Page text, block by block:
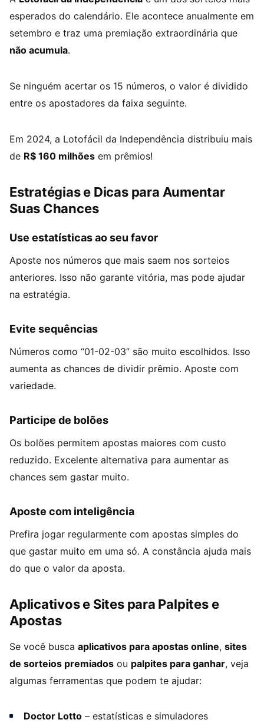
esperados do calendário. Ele acontece anualmente em
setembro e traz uma premiação extraordinária que
não acumula.
Se ninguém acertar os 15 números, o valor é dividido
entre os apostadores da faixa seguinte.
Em 2024, a Lotofácil da Independência distribuiu mais
de R$ 160 milhões em prêmios!
Estratégias e Dicas para Aumentar
Suas Chances
Use estatísticas ao seu favor
Aposte nos números que mais saem nos sorteios
anteriores. Isso não garante vitória, mas pode ajudar
na estratégia.
Evite sequências
Números como “01-02-03” são muito escolhidos. Isso
aumenta as chances de dividir prêmio. Aposte com
variedade.
Participe de bolões
Os bolões permitem apostas maiores com custo
reduzido. Excelente alternativa para aumentar as
chances sem gastar muito.
Aposte com inteligência
Prefira jogar regularmente com apostas simples do
que gastar muito em uma só. A constância ajuda mais
do que o valor da aposta.
Aplicativos e Sites para Palpites e
Apostas
Se você busca aplicativos para apostas online, sites
de sorteios premiados ou palpites para ganhar, veja
algumas ferramentas que podem te ajudar:
Doctor Lotto – estatísticas e simuladores